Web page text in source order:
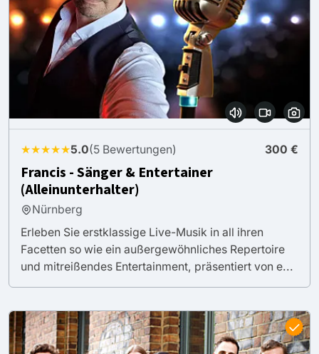
★★★★★5.0(5 Bewertungen) 300 €
Francis - Sänger & Entertainer
(Alleinunterhalter)
Nürnberg
Erleben Sie erstklassige Live-Musik in all ihren
Facetten so wie ein außergewöhnliches Repertoire
und mitreißendes Entertainment, präsentiert von e...